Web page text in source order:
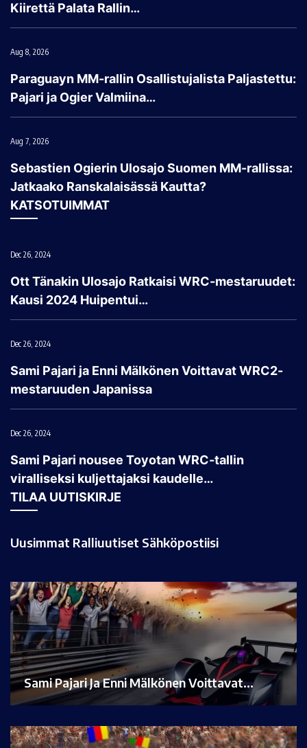
Kiirettä Palata Rallin…
Aug 8, 2026
Paraguayn MM-rallin Osallistujalista Paljastettu:
Pajari ja Ogier Valmiina…
Aug 7, 2026
Sebastien Ogierin Ulosajo Suomen MM-rallissa:
Jatkaako Ranskalaisässä Kautta?
KATSOTUIMMAT
Dec 26, 2024
Ott Tänakin Ulosajo Ratkaisi WRC-mestaruudet:
Kausi 2024 Huipentui…
Dec 26, 2024
Sami Pajari ja Enni Mälkönen Voittavat WRC2-
mestaruuden Japanissa
Dec 26, 2024
Sami Pajari nousee Toyotan WRC-tallin
viralliseksi kuljettajaksi kaudelle…
TILAA UUTISKIRJE
Uusimmat Ralliuutiset Sähköpostiisi
Sami Pajari Ja Enni Mälkönen Voittavat…